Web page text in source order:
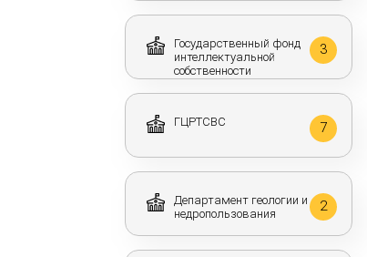
Государственный фонд
интеллектуальной
собственности
3
ГЦРТСВС 7
Департамент геологии и
недропользования
2